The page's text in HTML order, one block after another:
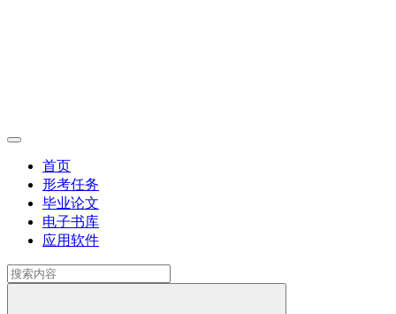
首页
形考任务
毕业论文
电子书库
应用软件